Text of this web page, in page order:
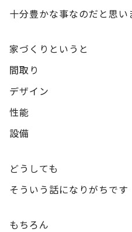
十分豊かな事なのだと思い
家づくりというと
間取り
デザイン
性能
設備
どうしても
そういう話になりがちです
もちろん